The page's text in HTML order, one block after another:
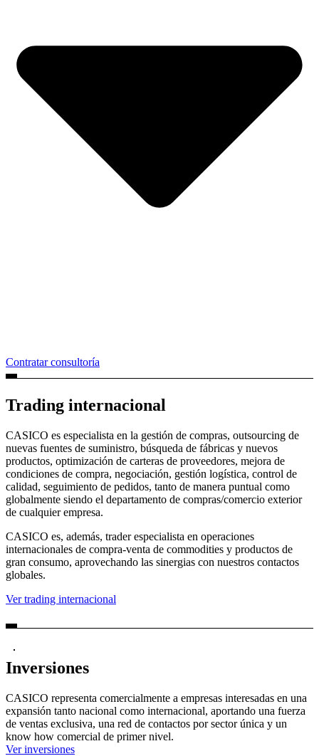
Contratar consultoría
Trading internacional
CASICO es especialista en la gestión de compras, outsourcing de
nuevas fuentes de suministro, búsqueda de fábricas y nuevos
productos, optimización de carteras de proveedores, mejora de
condiciones de compra, negociación, gestión logística, control de
calidad, seguimiento de pedidos, tanto de manera puntual como
globalmente siendo el departamento de compras/comercio exterior
de cualquier empresa.
CASICO es, además, trader especialista en operaciones
internacionales de compra-venta de commodities y productos de
gran consumo, aprovechando las sinergias con nuestros contactos
globales.
Ver trading internacional
Inversiones
CASICO representa comercialmente a empresas interesadas en una
expansión tanto nacional como internacional, aportando una fuerza
de ventas exclusiva, una red de contactos por sector única y un
know how comercial de primer nivel.
Ver inversiones